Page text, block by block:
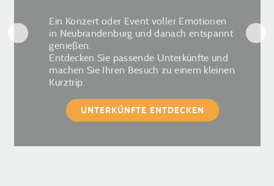
Ein Konzert oder Event voller Emotionen
in Neubrandenburg und danach entspannt
genießen.
Entdecken Sie passende Unterkünfte und
machen Sie Ihren Besuch zu einem kleinen
Kurztrip.
UNTERKÜNFTE ENTDECKEN